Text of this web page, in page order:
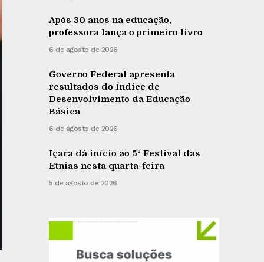
Após 30 anos na educação,
professora lança o primeiro livro
6 de agosto de 2026
Governo Federal apresenta
resultados do Índice de
Desenvolvimento da Educação
Básica
6 de agosto de 2026
Içara dá início ao 5º Festival das
Etnias nesta quarta-feira
5 de agosto de 2026